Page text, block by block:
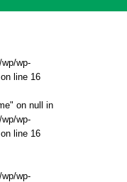
wp-
on line 16
on null in
wp-
on line 16
wp-